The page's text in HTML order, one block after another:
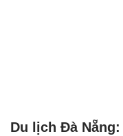
Du lịch Đà